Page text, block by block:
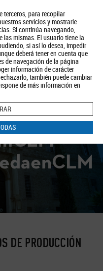
terceros, para recopilar
servicios y mostrarle
Si continúa navegando,
mismas. El usuario tiene la
si así lo desea, impedir
deberá tener en cuenta que
de navegación de la página
información de carácter
también puede cambiar
de más información en
Aviso Legal Política de Cookies
BUSCAR
DE PRODUCCIÓN